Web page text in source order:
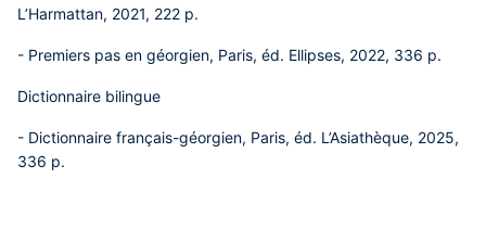
L’Harmattan, 2021, 222 p.
- Premiers pas en géorgien, Paris, éd. Ellipses, 2022, 336 p.
Dictionnaire bilingue
- Dictionnaire français-géorgien, Paris, éd. L’Asiathèque, 2025,
336 p.